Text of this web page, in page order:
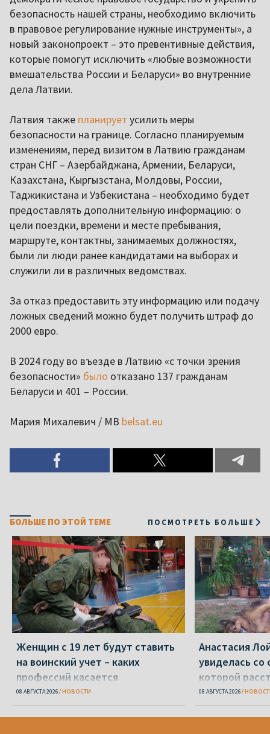
безопасность нашей страны, необходимо включить
в правовое регулирование нужные инструменты», а
новый законопроект – это превентивные действия,
которые помогут исключить «любые возможности
вмешательства России и Беларуси» во внутренние
дела Латвии.
Латвия также планирует усилить меры
безопасности на границе. Согласно планируемым
изменениям, перед визитом в Латвию гражданам
стран СНГ – Азербайджана, Армении, Беларуси,
Казахстана, Кыргызстана, Молдовы, России,
Таджикистана и Узбекистана – необходимо будет
предоставлять дополнительную информацию: о
цели поездки, времени и месте пребывания,
маршруте, контактны, занимаемых должностях,
были ли люди ранее кандидатами на выборах и
служили ли в различных ведомствах.
За отказ предоставить эту информацию или подачу
ложных сведений можно будет получить штраф до
2000 евро.
В 2024 году во въезде в Латвию «с точки зрения
безопасности» было отказано 137 гражданам
Беларуси и 401 – России.
Мария Михалевич / МВ belsat.eu
БОЛЬШЕ ПО ЭТОЙ ТЕМЕ ПОСМОТРЕТЬ БОЛЬШЕ
Женщин с 19 лет будут ставить
на воинский учет – каких
профессий касается
08 АВГУСТА 2026 НОВОСТИ
Анастасия
увиделась со
которой
задержании
08 АВГУСТА 2026